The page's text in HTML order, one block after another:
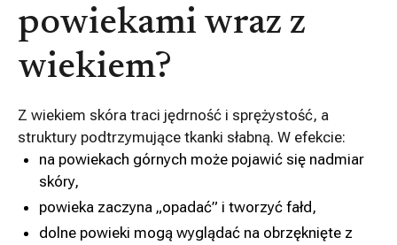
powiekami wraz z
wiekiem?
Z wiekiem skóra traci jędrność i sprężystość, a
struktury podtrzymujące tkanki słabną. W efekcie:
na powiekach górnych może pojawić się nadmiar
skóry,
powieka zaczyna „opadać” i tworzyć fałd,
dolne powieki mogą wyglądać na obrzęknięte z